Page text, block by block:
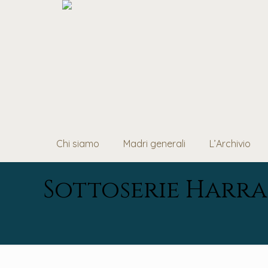
Chi siamo Madri generali L’Archivio
Sottoserie